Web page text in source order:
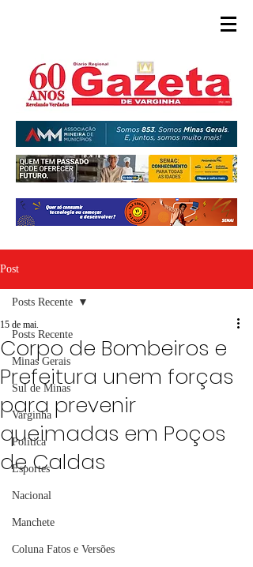
Post
Posts Recente
Minas Gerais
Sul de Minas
Varginha
Política
Esportes
Nacional
Manchete
Coluna Fatos e Versões
Posts Recente
Corpo de Bombeiros e
Prefeitura unem forças
para prevenir
queimadas em Poços
de Caldas
15 de mai.